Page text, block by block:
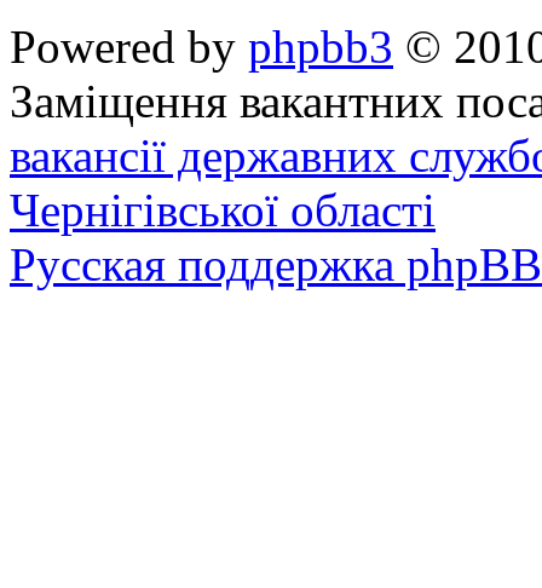
Powered by phpbb3 ©
Заміщення вакантних
вакансії державних
Чернігівської області
Русская поддержка phpBB